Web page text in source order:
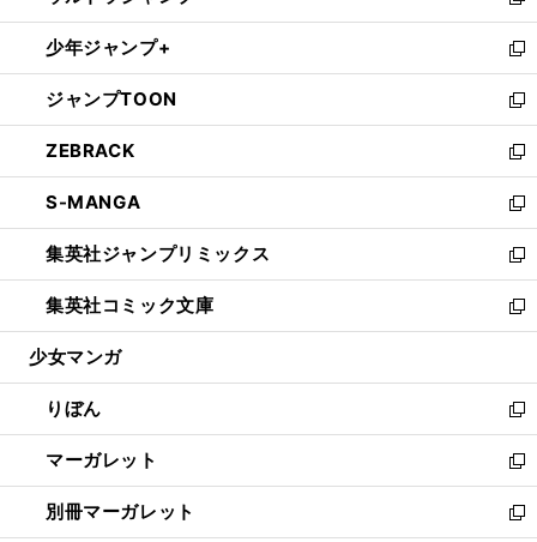
開
く
ウ
で
開
く
ン
ド
ウ
で
開
く
ウ
ィ
ン
ド
ウ
で
開
く
し
い
ウ
ィ
ン
ド
ウ
で
開
く
少年ジャンプ+
新
し
い
ウ
ィ
ン
ド
ウ
で
開
く
ジャンプTOON
新
し
い
ウ
ィ
ン
ド
ウ
で
開
ZEBRACK
新
し
い
ウ
ィ
ン
ド
ウ
開
く
S-MANGA
新
し
い
ウ
ィ
ン
ウ
で
開
く
集英社ジャンプリミックス
新
し
い
ウ
ン
ド
ウ
で
開
く
集英社コミック文庫
新
し
ウ
ィ
ン
ド
ウ
で
開
少女マンガ
りぼん
新
し
い
ウ
ィ
マーガレット
新
し
い
別冊マーガレット
新